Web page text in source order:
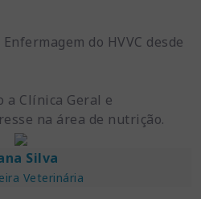
do HVVC desde
a Clínica Geral e
na área de nutrição.
Silva
Veterinária